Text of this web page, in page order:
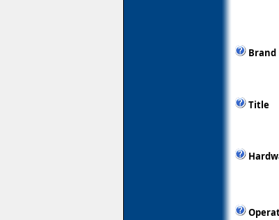
Brand
Title